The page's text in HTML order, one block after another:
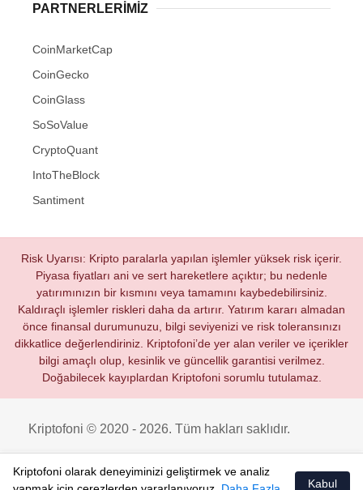
PARTNERLERIMIZ
CoinMarketCap
CoinGecko
CoinGlass
SoSoValue
CryptoQuant
IntoTheBlock
Santiment
Risk Uyarısı: Kripto paralarla yapılan işlemler yüksek risk içerir.
Piyasa fiyatları ani ve sert hareketlere açıktır; bu nedenle
yatırımınızın bir kısmını veya tamamını kaybedebilirsiniz.
Kaldıraçlı işlemler riskleri daha da artırır. Yatırım kararı almadan
önce finansal durumunuzu, bilgi seviyenizi ve risk toleransınızı
dikkatlice değerlendiriniz. Kriptofoni’de yer alan veriler ve içerikler
bilgi amaçlı olup, kesinlik ve güncellik garantisi verilmez.
Doğabilecek kayıplardan Kriptofoni sorumlu tutulamaz.
Kriptofoni © 2020 - 2026. Tüm hakları saklıdır.
Kriptofoni olarak deneyiminizi geliştirmek ve analiz
Kabul